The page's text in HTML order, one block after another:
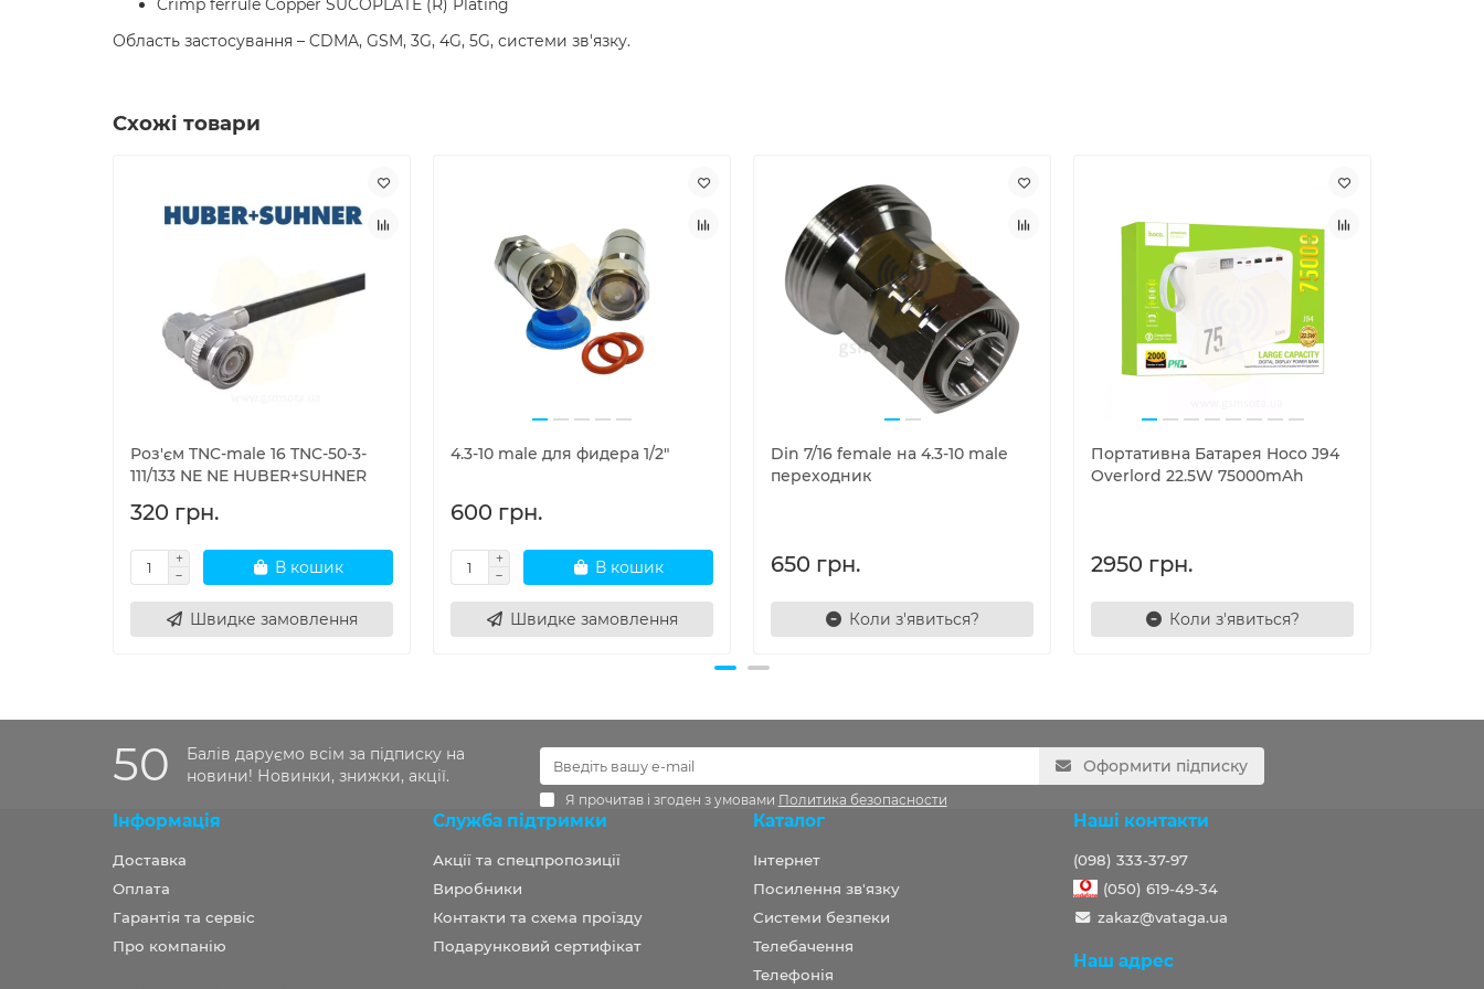
Crimp ferrule Copper SUCOPLATE (R) Plating
Область застосування – CDMA, GSM, 3G, 4G, 5G, системи зв'язку.
Схожі товари
Роз'єм TNC-male 16 TNC-50-3-
111/133 NE NE HUBER+SUHNER
320 грн.
В кошик
Швидке замовлення
4.3-10 male для фидера 1/2"
600 грн.
В кошик
Швидке замовлення
Din 7/16 female на 4.3-10 male
переходник
650 грн.
Коли з'явиться?
Портативна Батарея Hoco J94
Overlord 22.5W 75000mAh
2950 грн.
Коли з'явиться?
50
Балів даруємо всім за підписку на
новини! Новинки, знижки, акції.
Оформити підписку
Я прочитав і згоден з умовами Политика безопасности
Інформація
Доставка
Оплата
Гарантія та сервіс
Про компанію
Служба підтримки
Акції та спецпропозиції
Виробники
Контакти та схема проїзду
Подарунковий сертифікат
Каталог
Інтернет
Посилення зв'язку
Системи безпеки
Телебачення
Телефонія
Наші контакти
(098) 333-37-97
(050) 619-49-34
zakaz@vataga.ua
Наш адрес